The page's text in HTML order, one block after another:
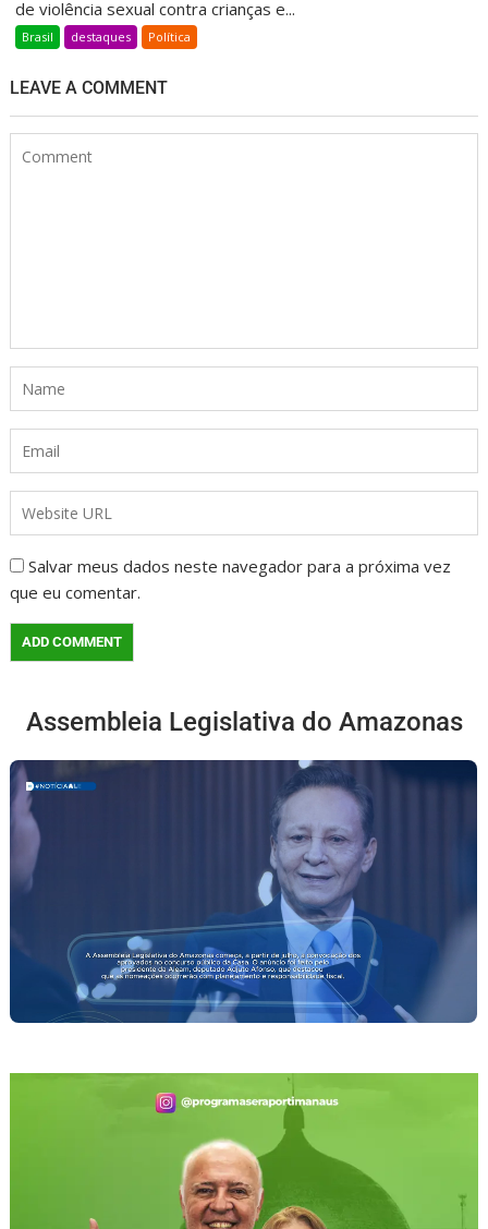
de violência sexual contra crianças e...
Brasil destaques Política
LEAVE A COMMENT
Salvar meus dados neste navegador para a próxima vez
que eu comentar.
Assembleia Legislativa do Amazonas